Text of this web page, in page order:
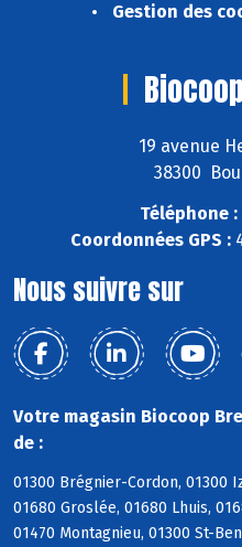
Gestion des
19 avenue
38300
Téléphone :
Coordonnées GPS :
Nous suivre sur
Votre magasin Biocoop
de :
01300 Brégnier-Cordon, 01300
01680 Groslée, 01680 Lhuis,
01470 Montagnieu, 01300 St-